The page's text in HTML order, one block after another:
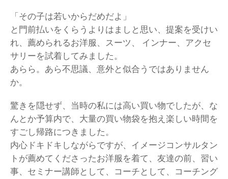
「その子は若いからだめだよ」
と門前払いをくらうよりはましと思い、提案を受けい
れ、薦められるお洋服、スーツ、 インナー、アクセ
サリーを試着してみました。
あらら。あら不思議、意外と似合うではありません
か。
驚きを隠せず、当時の私には高い買い物でしたが、な
んとか予算内で、大量の買い物袋を抱え楽しい時間を
すごし帰路につきました。
内心ドキドキしながらですが、イメージコンサルタン
トが薦めてくださったお洋服を着て、友達の前、習い
事、セミナー講師として、コーチとして、コーチング